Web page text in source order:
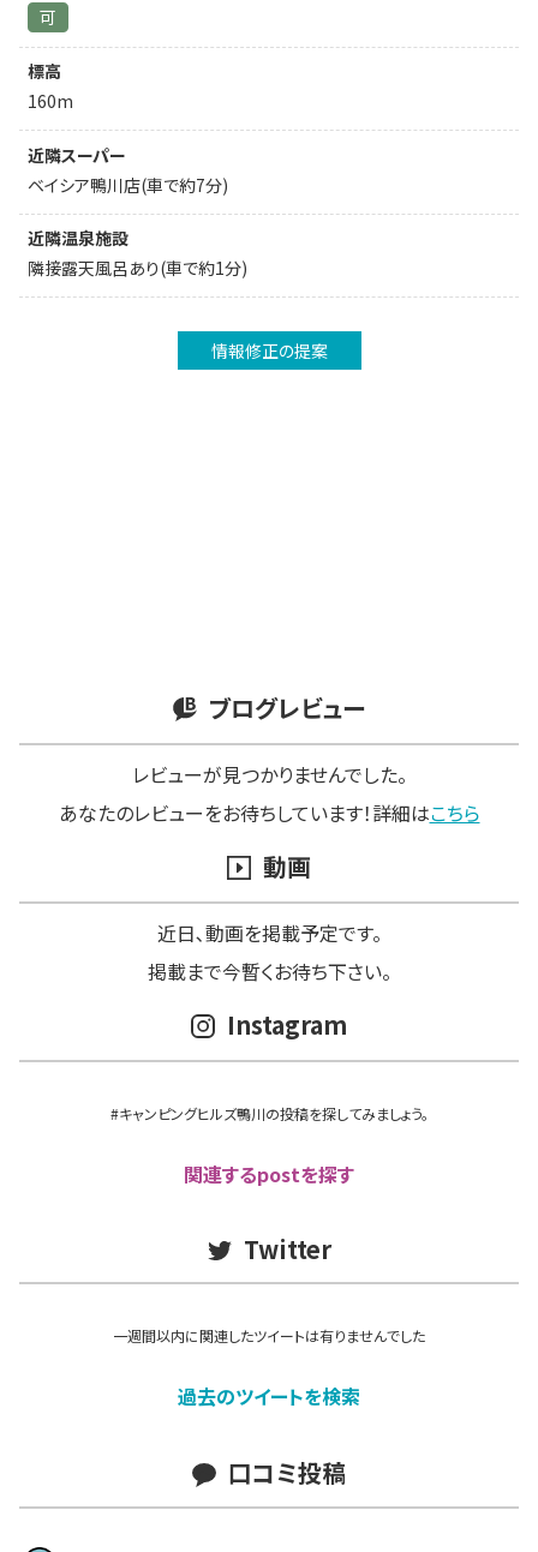
可
標高
160m
近隣スーパー
ベイシア鴨川店(車で約7分)
近隣温泉施設
隣接露天風呂あり(車で約1分)
情報修正の提案
ブログレビュー
レビューが見つかりませんでした。
あなたのレビューをお待ちしています！詳細はこちら
動画
近日､動画を掲載予定です。
掲載まで今暫くお待ち下さい。
Instagram
#キャンピングヒルズ鴨川の投稿を探してみましょう。
関連するpostを探す
Twitter
一週間以内に関連したツイートは有りませんでした
過去のツイートを検索
口コミ投稿